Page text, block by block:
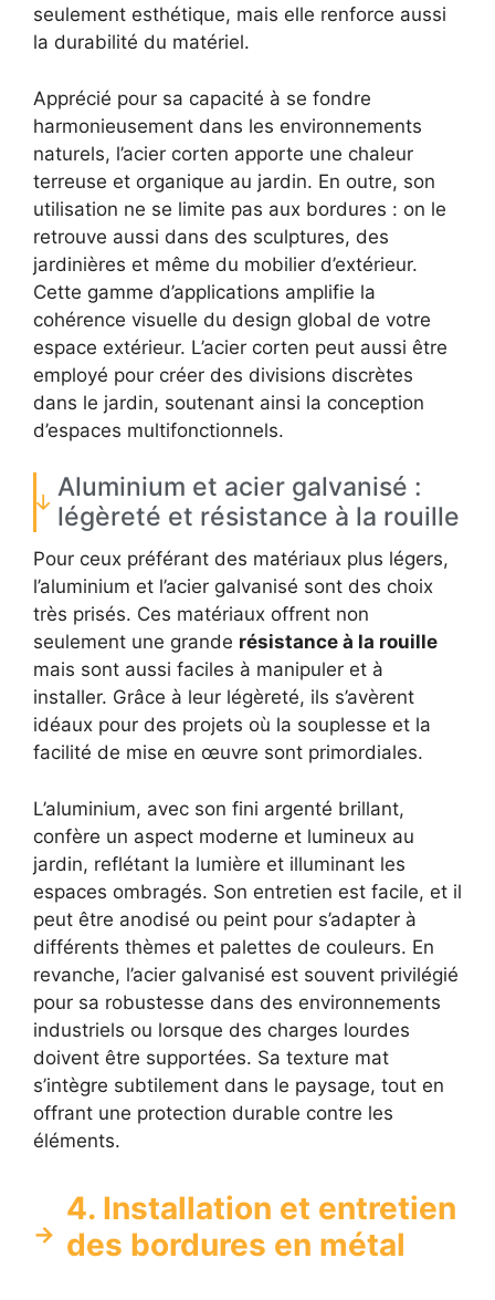
seulement esthétique, mais elle renforce aussi
la durabilité du matériel.
Apprécié pour sa capacité à se fondre
harmonieusement dans les environnements
naturels, l’acier corten apporte une chaleur
terreuse et organique au jardin. En outre, son
utilisation ne se limite pas aux bordures : on le
retrouve aussi dans des sculptures, des
jardinières et même du mobilier d’extérieur.
Cette gamme d’applications amplifie la
cohérence visuelle du design global de votre
espace extérieur. L’acier corten peut aussi être
employé pour créer des divisions discrètes
dans le jardin, soutenant ainsi la conception
d’espaces multifonctionnels.
Aluminium et acier galvanisé :
légèreté et résistance à la rouille
Pour ceux préférant des matériaux plus légers,
l’aluminium et l’acier galvanisé sont des choix
très prisés. Ces matériaux offrent non
seulement une grande résistance à la rouille
mais sont aussi faciles à manipuler et à
installer. Grâce à leur légèreté, ils s’avèrent
idéaux pour des projets où la souplesse et la
facilité de mise en œuvre sont primordiales.
L’aluminium, avec son fini argenté brillant,
confère un aspect moderne et lumineux au
jardin, reflétant la lumière et illuminant les
espaces ombragés. Son entretien est facile, et il
peut être anodisé ou peint pour s’adapter à
différents thèmes et palettes de couleurs. En
revanche, l’acier galvanisé est souvent privilégié
pour sa robustesse dans des environnements
industriels ou lorsque des charges lourdes
doivent être supportées. Sa texture mat
s’intègre subtilement dans le paysage, tout en
offrant une protection durable contre les
éléments.
4. Installation et entretien
des bordures en métal